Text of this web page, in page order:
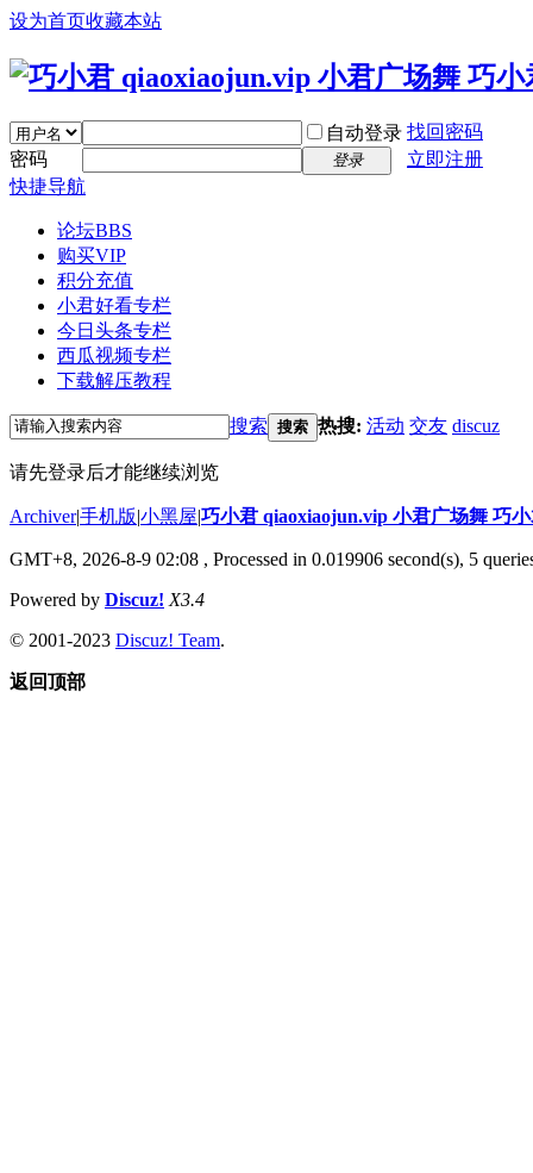
设为首页收藏本站
自动登录 找回密码
密码
登录
立即注册
快捷导航
论坛BBS
购买VIP
积分充值
小君好看专栏
今日头条专栏
西瓜视频专栏
下载解压教程
搜索 搜索 热搜: 活动 交友 discuz
请先登录后才能继续浏览
Archiver|手机版|小黑屋|巧小君 qiaoxiaojun.vip 小君广场舞 巧
GMT+8, 2026-8-9 02:08 , Processed in 0.019906 second(s), 5
Powered by Discuz! X3.4
© 2001-2023 Discuz! Team.
返回顶部